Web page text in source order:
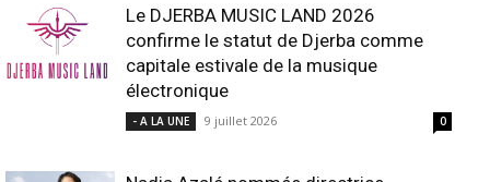
Le DJERBA MUSIC LAND 2026
confirme le statut de Djerba comme
capitale estivale de la musique
électronique
- A LA UNE 9 juillet 2026 0